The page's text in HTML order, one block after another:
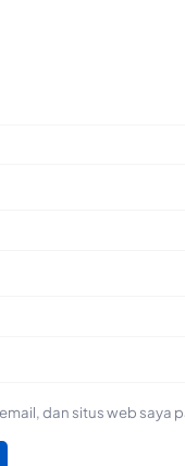
dan situs web saya